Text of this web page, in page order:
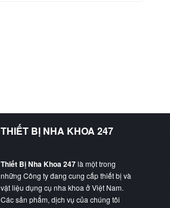
THIẾT BỊ NHA KHOA 247
Thiết Bị Nha Khoa 247là một trong
những Công ty đang cung cấp thiết bị và
vật liệu dụng cụ nha khoa ở Việt Nam.
Các sản phẩm, dịch vụ của chúng tôi